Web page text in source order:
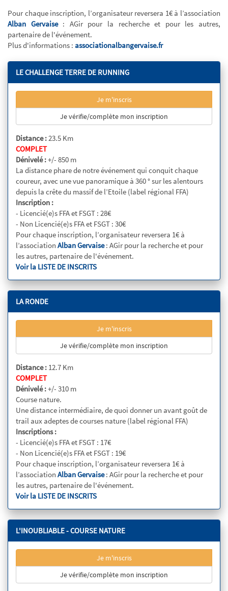
Pour chaque inscription, l’organisateur reversera 1€ à l’association
Alban Gervaise: AGir pour la recherche et pour les autres,
partenaire de l'événement.
Plus d'informations : associationalbangervaise.fr
LE CHALLENGE TERRE DE RUNNING
Je m'inscris
Je vérifie/complète mon inscription
Distance :23.5 Km
COMPLET
Dénivelé :+/- 850 m
La distance phare de notre événement qui conquit chaque
coureur, avec une vue panoramique à 360 ° sur les alentours
depuis la crête du massif de l’Etoile (label régional FFA)
Inscription :
- Licencié(e)s FFA et FSGT : 28€
- Non Licencié(e)s FFA et FSGT : 30€
Pour chaque inscription, l’organisateur reversera 1€ à
l’association Alban Gervaise: AGir pour la recherche et pour
les autres, partenaire de l'événement.
Voir la LISTE DE INSCRITS
LA RONDE
Je m'inscris
Je vérifie/complète mon inscription
Distance : 12.7 Km
COMPLET
Dénivelé :+/- 310 m
Course nature.
Une distance intermédiaire, de quoi donner un avant goût de
trail aux adeptes de courses nature (label régional FFA)
Inscriptions :
- Licencié(e)s FFA et FSGT : 17€
- Non Licencié(e)s FFA et FSGT : 19€
Pour chaque inscription, l’organisateur reversera 1€ à
l’association Alban Gervaise: AGir pour la recherche et pour
les autres, partenaire de l'événement.
Voir la LISTE DE INSCRITS
L'INOUBLIABLE - COURSE NATURE
Je m'inscris
Je vérifie/complète mon inscription